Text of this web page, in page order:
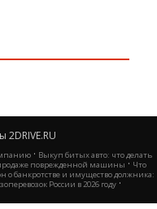
· Выкуп битых авто: что делать
поврежденной машины· Что
о банкротстве и имущество должника:
России в 2026 году·